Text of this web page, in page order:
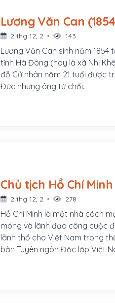
Lương Văn
2 thg 12, 2 143
Lương Văn Can sinh năm 1854
tỉnh Hà Đông (nay là xã Nhị
đỗ Cử nhân năm 21 tuổi được
Đức nhưng ông từ chối.
2 thg 12, 2 278
Hồ Chí Minh là một nhà cách
móng và lãnh đạo công cuộc
lãnh thổ cho Việt Nam trong
bản Tuyên ngôn Độc lập Việt